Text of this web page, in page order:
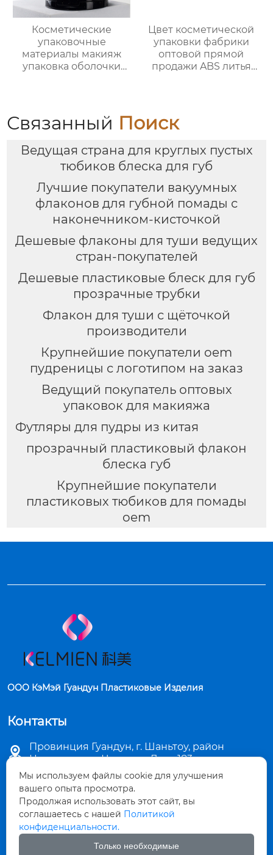
Косметические
упаковочные
материалы макияж
упаковка оболочки
крышка глянцевый
УФ консилер
оболочки
Цвет косметической
упаковки фабрики
оптовой прямой
продажи ABS литья
Связанный Поиск
Ведущая страна для круглых пустых
тюбиков блеска для губ
Лучшие покупатели вакуумных
флаконов для губной помады с
наконечником-кисточкой
Дешевые флаконы для туши ведущих
стран-покупателей
Дешевые пластиковые блеск для губ
прозрачные трубки
Флакон для туши с щёточкой
производители
Крупнейшие покупатели oem
пудреницы с логотипом на заказ
Ведущий покупатель оптовых
упаковок для макияжа
Футляры для пудры из китая
прозрачный пластиковый флакон
блеска губ
Крупнейшие покупатели
пластиковых тюбиков для помады
oem
ООО КэМэй Гуандун Пластиковые Изделия
Контакты

Провинция Гуандун, г. Шаньтоу, район
Цзиньпин, ул. Чаошань Лу, д. 183
 sales5@stkemei.com
 +86-754-82124723
+86-754-82486723
Мы используем файлы cookie для улучшения
вашего опыта просмотра.
Продолжая использовать этот сайт, вы
соглашаетесь с нашей Политикой
конфиденциальности.
Только необходимые